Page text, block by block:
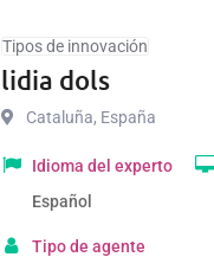
Tipos de innovación
lidia dols
Cataluña, España
Idioma del experto
Español
Tipo de agente